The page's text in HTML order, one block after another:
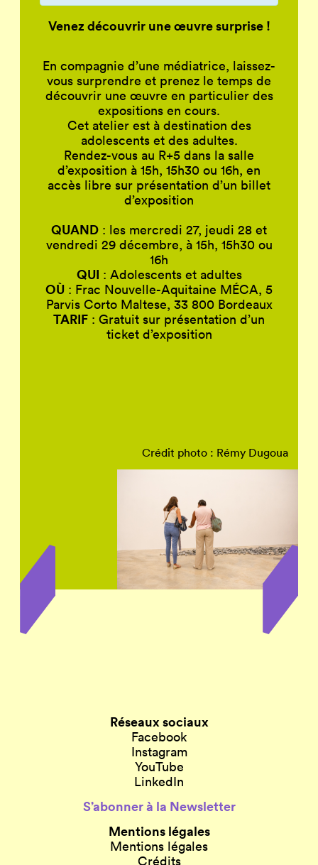
Venez découvrir une œuvre surprise !
En compagnie d’une médiatrice, laissez-
vous surprendre et prenez le temps de
découvrir une œuvre en particulier des
expositions en cours.
Cet atelier est à destination des
adolescents et des adultes.
Rendez-vous au R+5 dans la salle
d’exposition à 15h, 15h30 ou 16h, en
accès libre sur présentation d’un billet
d’exposition
QUAND : les mercredi 27, jeudi 28 et
vendredi 29 décembre, à 15h, 15h30 ou
16h
QUI : Adolescents et adultes
OÙ : Frac Nouvelle-Aquitaine MÉCA, 5
Parvis Corto Maltese, 33 800 Bordeaux
TARIF : Gratuit sur présentation d’un
ticket d’exposition
Crédit photo : Rémy Dugoua
Réseaux sociaux
Facebook
Instagram
YouTube
LinkedIn
S’abonner à la Newsletter
Mentions légales
Mentions légales
Crédits